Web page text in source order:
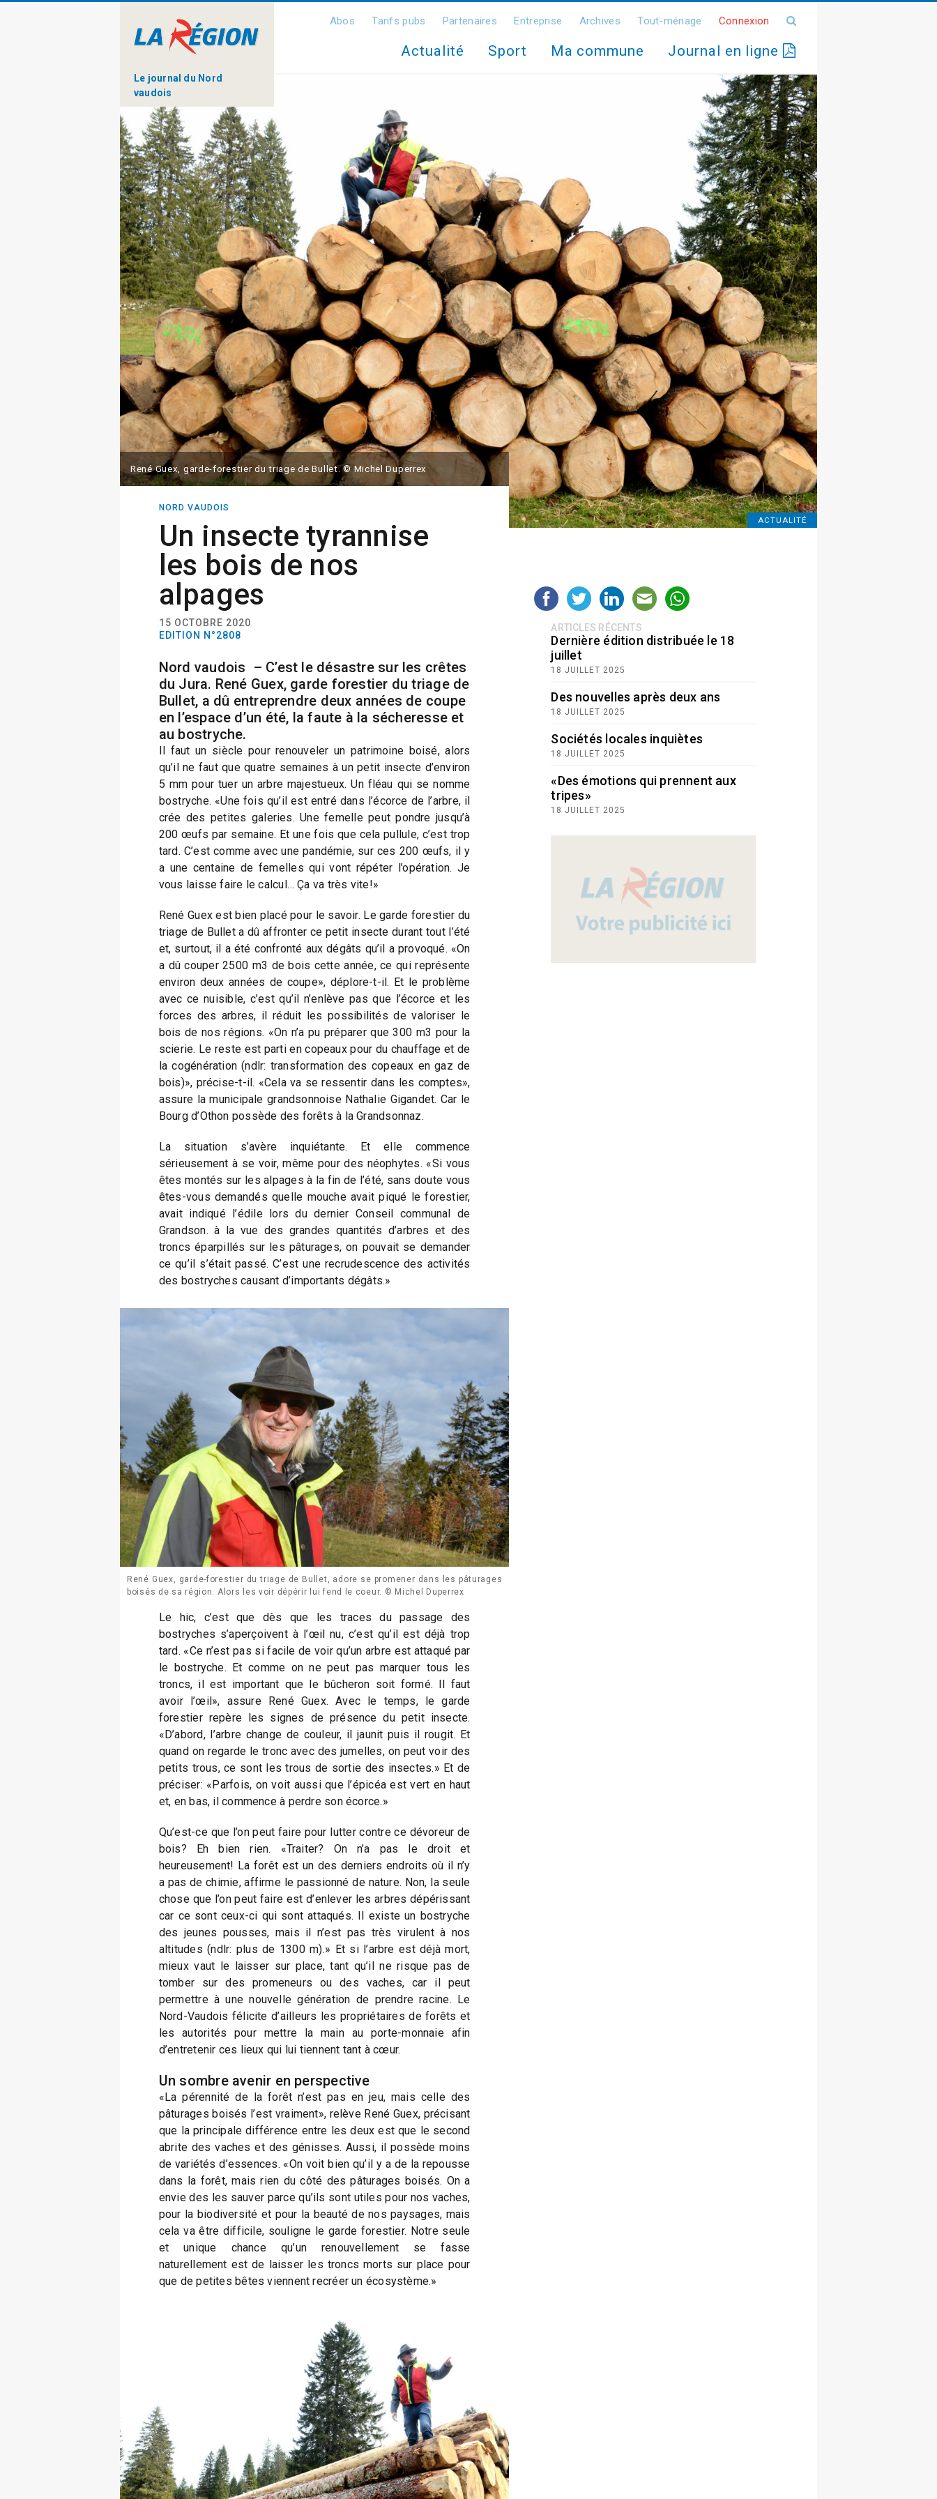
Le journal du Nord
vaudois
Abos Tarifs pubs Partenaires Entreprise Archives Tout-ménage Connexion
Actualité Sport Ma commune Journal en ligne
ACTUALITÉ
René Guex, garde-forestier du triage de Bullet. © Michel Duperrex
NORD VAUDOIS
Un insecte tyrannise
les bois de nos
alpages
15 OCTOBRE 2020
EDITION N°2808
Nord vaudois – C’est le désastre sur les crêtes
du Jura. René Guex, garde forestier du triage de
Bullet, a dû entreprendre deux années de coupe
en l’espace d’un été, la faute à la sécheresse et
au bostryche.
Il faut un siècle pour renouveler un patrimoine boisé, alors
qu’il ne faut que quatre semaines à un petit insecte d’environ
5 mm pour tuer un arbre majestueux. Un fléau qui se nomme
bostryche. «Une fois qu’il est entré dans l’écorce de l’arbre, il
crée des petites galeries. Une femelle peut pondre jusqu’à
200 œufs par semaine. Et une fois que cela pullule, c’est trop
tard. C’est comme avec une pandémie, sur ces 200 œufs, il y
a une centaine de femelles qui vont répéter l’opération. Je
vous laisse faire le calcul… Ça va très vite!»
René Guex est bien placé pour le savoir. Le garde forestier du
triage de Bullet a dû affronter ce petit insecte durant tout l’été
et, surtout, il a été confronté aux dégâts qu’il a provoqué. «On
a dû couper 2500 m3 de bois cette année, ce qui représente
environ deux années de coupe», déplore-t-il. Et le problème
avec ce nuisible, c’est qu’il n’enlève pas que l’écorce et les
forces des arbres, il réduit les possibilités de valoriser le
bois de nos régions. «On n’a pu préparer que 300 m3 pour la
scierie. Le reste est parti en copeaux pour du chauffage et de
la cogénération (ndlr: transformation des copeaux en gaz de
bois)», précise-t-il. «Cela va se ressentir dans les comptes»,
assure la municipale grandsonnoise Nathalie Gigandet. Car le
Bourg d’Othon possède des forêts à la Grandsonnaz.
La situation s’avère inquiétante. Et elle commence
sérieusement à se voir, même pour des néophytes. «Si vous
êtes montés sur les alpages à la fin de l’été, sans doute vous
êtes-vous demandés quelle mouche avait piqué le forestier,
avait indiqué l’édile lors du dernier Conseil communal de
Grandson. à la vue des grandes quantités d’arbres et des
troncs éparpillés sur les pâturages, on pouvait se demander
ce qu’il s’était passé. C’est une recrudescence des activités
des bostryches causant d’importants dégâts.»
René Guex, garde-forestier du triage de Bullet, adore se promener dans les pâturages
boisés de sa région. Alors les voir dépérir lui fend le coeur. © Michel Duperrex
Le hic, c’est que dès que les traces du passage des
bostryches s’aperçoivent à l’œil nu, c’est qu’il est déjà trop
tard. «Ce n’est pas si facile de voir qu’un arbre est attaqué par
le bostryche. Et comme on ne peut pas marquer tous les
troncs, il est important que le bûcheron soit formé. Il faut
avoir l’œil», assure René Guex. Avec le temps, le garde
forestier repère les signes de présence du petit insecte.
«D’abord, l’arbre change de couleur, il jaunit puis il rougit. Et
quand on regarde le tronc avec des jumelles, on peut voir des
petits trous, ce sont les trous de sortie des insectes.» Et de
préciser: «Parfois, on voit aussi que l’épicéa est vert en haut
et, en bas, il commence à perdre son écorce.»
Qu’est-ce que l’on peut faire pour lutter contre ce dévoreur de
bois? Eh bien rien. «Traiter? On n’a pas le droit et
heureusement! La forêt est un des derniers endroits où il n’y
a pas de chimie, affirme le passionné de nature. Non, la seule
chose que l’on peut faire est d’enlever les arbres dépérissant
car ce sont ceux-ci qui sont attaqués. Il existe un bostryche
des jeunes pousses, mais il n’est pas très virulent à nos
altitudes (ndlr: plus de 1300 m).» Et si l’arbre est déjà mort,
mieux vaut le laisser sur place, tant qu’il ne risque pas de
tomber sur des promeneurs ou des vaches, car il peut
permettre à une nouvelle génération de prendre racine. Le
Nord-Vaudois félicite d’ailleurs les propriétaires de forêts et
les autorités pour mettre la main au porte-monnaie afin
d’entretenir ces lieux qui lui tiennent tant à cœur.
Un sombre avenir en perspective
«La pérennité de la forêt n’est pas en jeu, mais celle des
pâturages boisés l’est vraiment», relève René Guex, précisant
que la principale différence entre les deux est que le second
abrite des vaches et des génisses. Aussi, il possède moins
de variétés d’essences. «On voit bien qu’il y a de la repousse
dans la forêt, mais rien du côté des pâturages boisés. On a
envie des les sauver parce qu’ils sont utiles pour nos vaches,
pour la biodiversité et pour la beauté de nos paysages, mais
cela va être difficile, souligne le garde forestier. Notre seule
et unique chance qu’un renouvellement se fasse
naturellement est de laisser les troncs morts sur place pour
que de petites bêtes viennent recréer un écosystème.»
ARTICLES RÉCENTS
Dernière édition distribuée le 18
juillet
18 JUILLET 2025
Des nouvelles après deux ans
18 JUILLET 2025
Sociétés locales inquiètes
18 JUILLET 2025
«Des émotions qui prennent aux
tripes»
18 JUILLET 2025